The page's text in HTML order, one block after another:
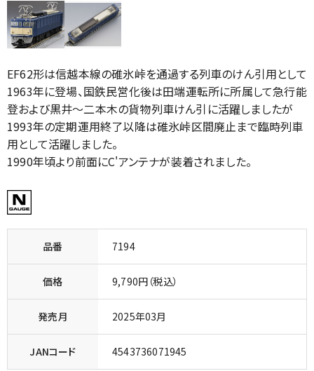
EF62形は信越本線の碓氷峠を通過する列車のけん引用として
1963年に登場、国鉄民営化後は田端運転所に所属して急行能
登および黒井～二本木の貨物列車けん引に活躍しましたが
1993年の定期運用終了以降は碓氷峠区間廃止まで臨時列車
用として活躍しました。
1990年頃より前面にC'アンテナが装着されました。
品番 7194
価格 9,790円（税込）
発売月 2025年03月
JANコード 4543736071945